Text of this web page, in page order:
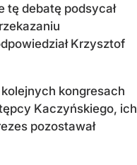
tę debatę podsycał
Krzysztof
kongresach
Kaczyńskiego, ich
pozostawał